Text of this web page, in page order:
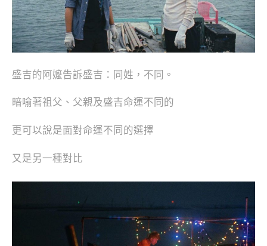
盛吉的阿嬤告訴盛吉：同姓，不同。
暗喻著祖父、父親及盛吉命運不同的
更可以說是面對命運不同的選擇
又是另一種對比